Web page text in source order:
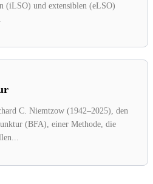
(iLSO) und extensiblen (eLSO)
C. Niemtzow (1942–2025), den
(BFA), einer Methode, die